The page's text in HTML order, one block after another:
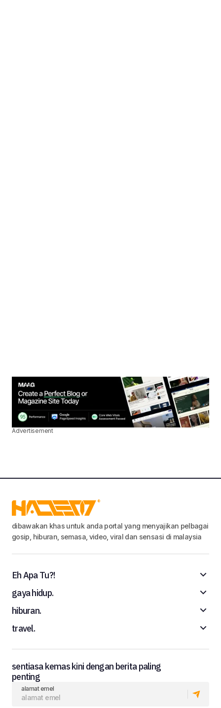
Advertisement
dibawakan khas untuk anda portal yang menyajikan pelbagai
gosip, hiburan, semasa, video, viral dan sensasi di malaysia
Eh Apa Tu?!
gaya hidup.
hiburan.
travel.
sentiasa kemas kini dengan berita paling
penting
alamat emel